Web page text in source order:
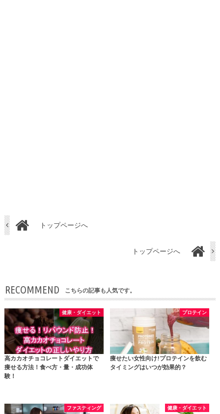
トップページへ
トップページへ
RECOMMEND こちらの記事も人気です。
健康・ダイエット
高カカオチョコレートダイエットで
痩せる方法！食べ方・量・成功体
験！
プロテイン
痩せたい女性向け!プロテインを飲む
タイミングはいつが効果的？
ファスティング 健康・ダイエット